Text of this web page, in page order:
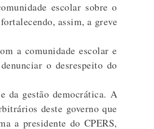
escolar sobre o
assim, a greve
a comunidade escolar e
o desrespeito do
da gestão democrática. A
deste governo que
a presidente do CPERS,